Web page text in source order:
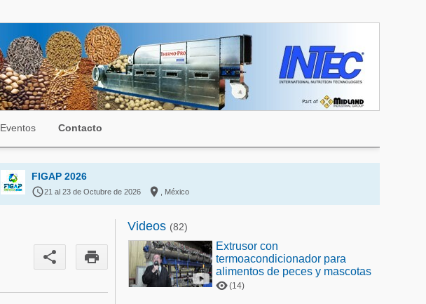
Eventos Contacto
FIGAP 2026
21 al 23 de Octubre de 2026  , México
share print
Videos (82)
Extrusor con
termoacondicionador para
alimentos de peces y mascotas
(14)